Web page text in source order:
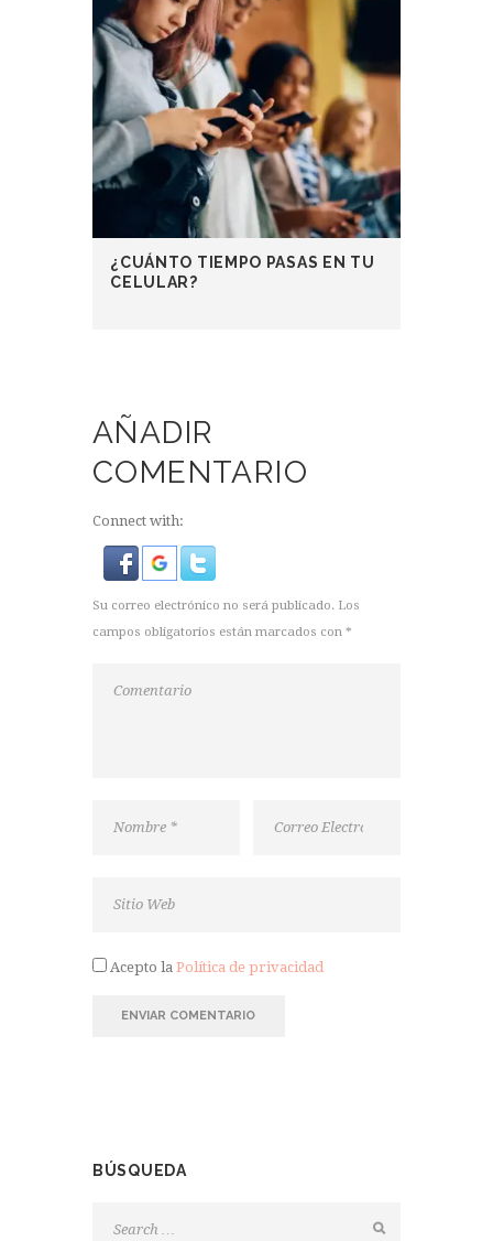
¿CUÁNTO TIEMPO PASAS EN TU
CELULAR?
AÑADIR
COMENTARIO
Connect with:
Su correo electrónico no será publicado. Los
campos obligatorios están marcados con *
Acepto la Política de privacidad
BÚSQUEDA